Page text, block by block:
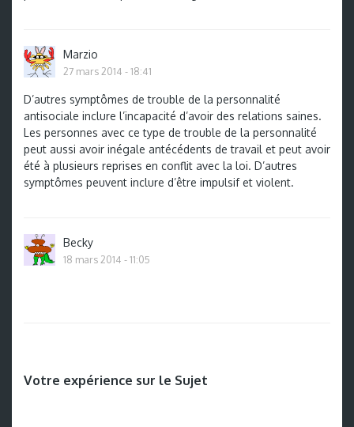
Marzio
27 mars 2014 - 18:41
D’autres symptômes de trouble de la personnalité
antisociale inclure l’incapacité d’avoir des relations saines.
Les personnes avec ce type de trouble de la personnalité
peut aussi avoir inégale antécédents de travail et peut avoir
été à plusieurs reprises en conflit avec la loi. D’autres
symptômes peuvent inclure d’être impulsif et violent.
Becky
18 mars 2014 - 11:05
Votre expérience sur le Sujet